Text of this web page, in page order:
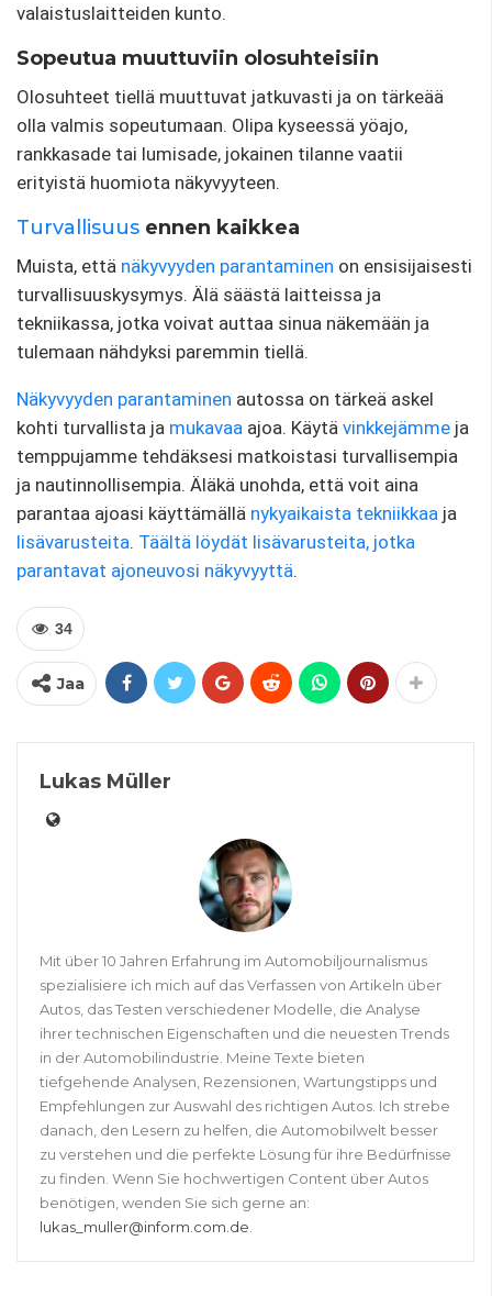
valaistuslaitteiden kunto.
Sopeutua muuttuviin olosuhteisiin
Olosuhteet tiellä muuttuvat jatkuvasti ja on tärkeää
olla valmis sopeutumaan. Olipa kyseessä yöajo,
rankkasade tai lumisade, jokainen tilanne vaatii
erityistä huomiota näkyvyyteen.
Turvallisuus ennen kaikkea
Muista, että näkyvyyden parantaminen on ensisijaisesti
turvallisuuskysymys. Älä säästä laitteissa ja
tekniikassa, jotka voivat auttaa sinua näkemään ja
tulemaan nähdyksi paremmin tiellä.
Näkyvyyden parantaminen autossa on tärkeä askel
kohti turvallista ja mukavaa ajoa. Käytä vinkkejämme ja
temppujamme tehdäksesi matkoistasi turvallisempia
ja nautinnollisempia. Äläkä unohda, että voit aina
parantaa ajoasi käyttämällä nykyaikaista tekniikkaa ja
lisävarusteita. Täältä löydät lisävarusteita, jotka
parantavat ajoneuvosi näkyvyyttä.
34
Jaa
Lukas Müller
Mit über 10 Jahren Erfahrung im Automobiljournalismus
spezialisiere ich mich auf das Verfassen von Artikeln über
Autos, das Testen verschiedener Modelle, die Analyse
ihrer technischen Eigenschaften und die neuesten Trends
in der Automobilindustrie. Meine Texte bieten
tiefgehende Analysen, Rezensionen, Wartungstipps und
Empfehlungen zur Auswahl des richtigen Autos. Ich strebe
danach, den Lesern zu helfen, die Automobilwelt besser
zu verstehen und die perfekte Lösung für ihre Bedürfnisse
zu finden. Wenn Sie hochwertigen Content über Autos
benötigen, wenden Sie sich gerne an:
lukas_muller@inform.com.de